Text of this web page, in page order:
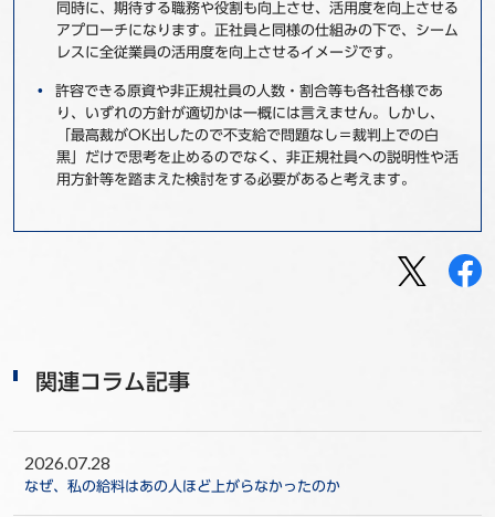
同時に、期待する職務や役割も向上させ、活用度を向上させる
アプローチになります。正社員と同様の仕組みの下で、シーム
レスに全従業員の活用度を向上させるイメージです。
許容できる原資や非正規社員の人数・割合等も各社各様であ
り、いずれの方針が適切かは一概には言えません。しかし、
「最高裁がOK出したので不支給で問題なし＝裁判上での白
黒」だけで思考を止めるのでなく、非正規社員への説明性や活
用方針等を踏まえた検討をする必要があると考えます。
関連コラム記事
2026.07.28
なぜ、私の給料はあの人ほど上がらなかったのか